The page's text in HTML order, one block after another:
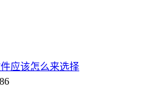
应该怎么来选择